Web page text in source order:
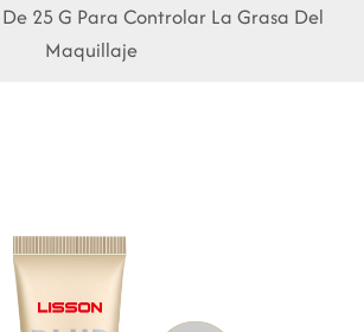
русский
日本語
25 G Para Controlar La Grasa Del
Maquillaje